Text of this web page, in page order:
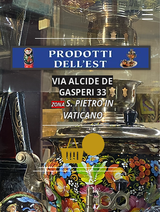
VIA ALCIDE DE
GASPERI 33
ZONA S. PIETRO IN
VATICANO